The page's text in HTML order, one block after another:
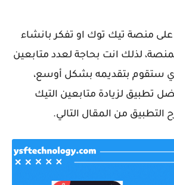
منصة تيك توك او تفكر بانشاء
لذلك انت بحاجة لعدد متابعين
ستقوم بتقديمه بشكل أوسع،
تطبيق لزيادة متابعين التيك
التطبيق من المقال التالي.